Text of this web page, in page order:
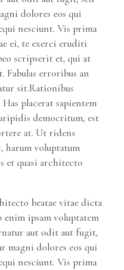
dolores eos qui
nesciunt. Vis prima
ei, te exerci eruditi
scripserit et, qui at
Fabulas erroribus an
sit.Rationibus
placerat sapientem
democritum, est
at. Ut ridens
harum voluptatum
et quasi architecto
beatae vitae dicta
enim ipsam voluptatem
aut odit aut fugit,
magni dolores eos qui
nesciunt. Vis prima